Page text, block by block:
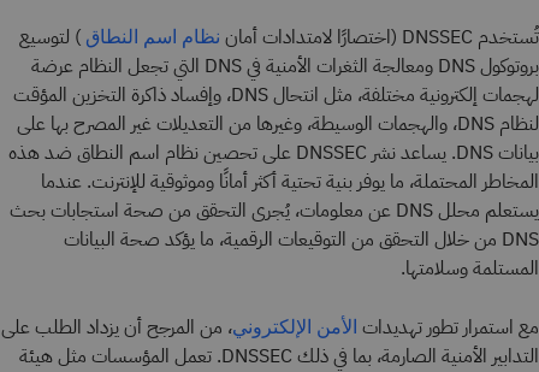
تُستخدم DNSSEC (اختصارًا لامتدادات أمان نظام اسم النطاق ) لتوسيع
بروتوكول DNS ومعالجة الثغرات الأمنية في DNS التي تجعل النظام عرضة
لهجمات إلكترونية مختلفة، مثل انتحال DNS، وإفساد ذاكرة التخزين المؤقت
لنظام DNS، والهجمات الوسيطة، وغيرها من التعديلات غير المصرح بها على
بيانات DNS. يساعد نشر DNSSEC على تحصين نظام اسم النطاق ضد هذه
المخاطر المحتملة، ما يوفر بنية تحتية أكثر أمانًا وموثوقية للإنترنت. عندما
يستعلم محلل DNS عن معلومات، يُجرى التحقق من صحة استجابات بحث
DNS من خلال التحقق من التوقيعات الرقمية، ما يؤكد صحة البيانات
المستلمة وسلامتها.
مع استمرار تطور تهديدات الأمن الإلكتروني، من المرجح أن يزداد الطلب على
التدابير الأمنية الصارمة، بما في ذلك DNSSEC. تعمل المؤسسات مثل هيئة